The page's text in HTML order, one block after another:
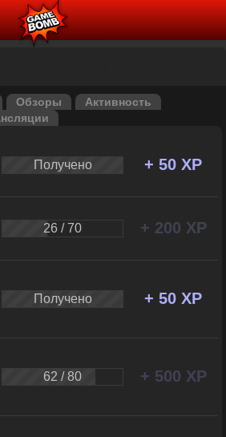
Обзоры
Активность
Получено + 50 XP
26 / 70 + 200 XP
Получено + 50 XP
62 / 80 + 500 XP